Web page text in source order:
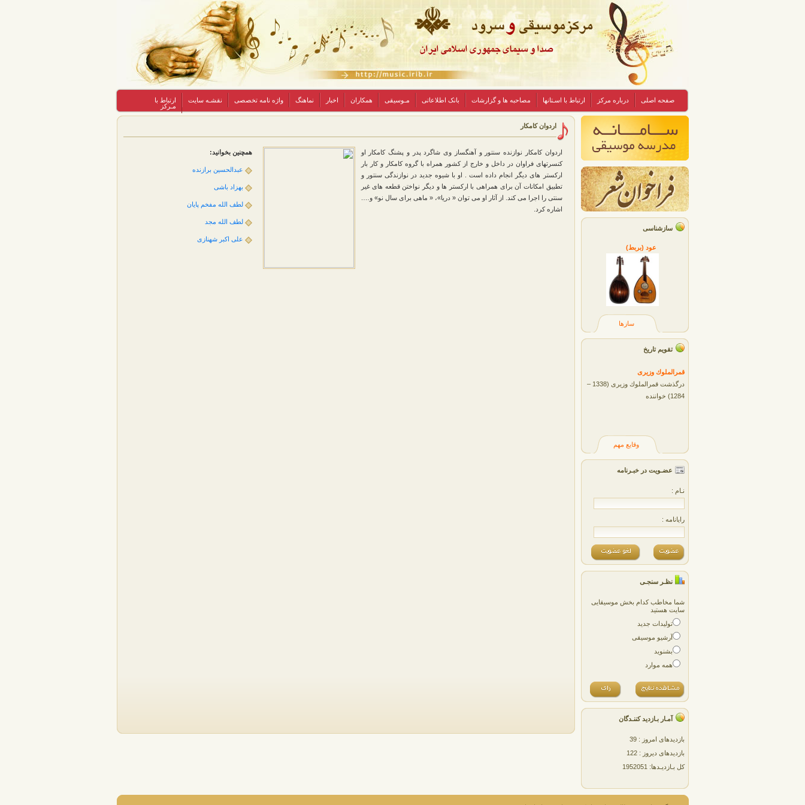
صفحه اصلی درباره مرکز ارتباط با اسـتانها مصاحبه ها و گزارشات بانک اطلاعاتی مـوسیقی همکاران اخبار نماهنگ واژه نامه تخصصی نقشـه سایت
ارتباط با
مـرکز
سازشناسی
عود (بربط)
سازها
تقویم تاریخ
قمرالملوك وزيری
درگذشت قمرالملوك وزیری (1338 –
1284) خواننده
وقایع مهم
عضـویت در خبـرنامه
نـام :
رایانامه :
نظـر سنجـی
شما مخاطب کدام بخش موسیقایی
سایت هستید
تولیدات جدید
آرشیو موسیقی
بشنوید
همه موارد
آمـار بـازدید کننـدگان
بازدیدهای امروز : 39
بازدیدهای دیروز : 122
کل بـازدیـدها: 1952051
اردوان کامکار
اردوان كامكار نوازنده سنتور و آهنگساز وی شاگرد پدر و پشنگ كامكار او
كنسرتهای فراوان در داخل و خارج از كشور همراه با گروه كامكار و كار بار
اركستر های دیگر انجام داده است . او با شیوه جدید در نوازندگی سنتور و
تطبیق امكانات آن برای همراهی با اركستر ها و دیگر نواختن قطعه های غیر
سنتی را اجرا می كند. از آثار او می توان « دریا»، « ماهی برای سال نو» و….
اشاره كرد.
همچنین بخوانید:
عبدالحسین برازنده
بهزاد باشی
لطف الله مفخم پایان
لطف الله مجد
علی اکبر شهنازی